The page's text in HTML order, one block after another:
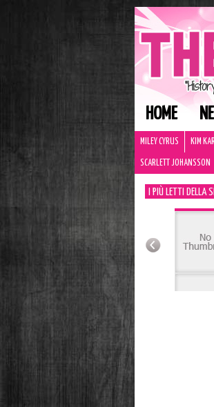
HOME
MILEY CYRUS KIM
SCARLETT JOHANSSON
I PIÙ LETTI DELLA